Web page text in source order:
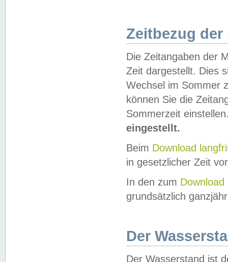
Zeitbezug der
Die Zeitangaben der
Zeit dargestellt. Dies
Wechsel im Sommer
können Sie die
Sommerzeit
eingestellt.
Beim Download
in gesetzlicher Zeit
In den zum Download
grundsätzlich
Der
Der Wasserstand ist